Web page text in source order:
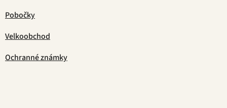
Pobočky
Velkoobchod
Ochranné známky